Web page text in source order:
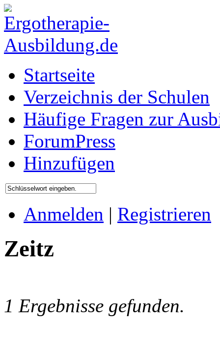
Startseite
Verzeichnis der Schulen
Häufige Fragen zur
ForumPress
Hinzufügen
Anmelden | Registrieren
Zeitz
1 Ergebnisse gefunden.